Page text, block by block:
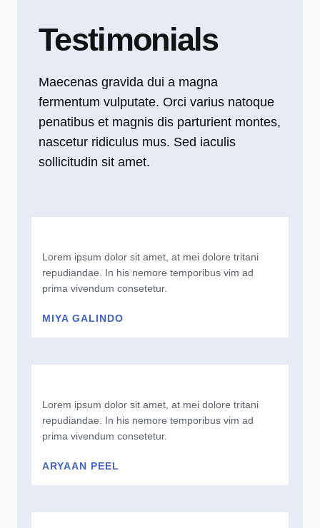
Testimonials
Maecenas gravida dui a magna
fermentum vulputate. Orci varius natoque
penatibus et magnis dis parturient montes,
nascetur ridiculus mus. Sed iaculis
sollicitudin sit amet.
Lorem ipsum dolor sit amet, at mei dolore tritani
repudiandae. In his nemore temporibus vim ad
prima vivendum consetetur.
MIYA GALINDO
Lorem ipsum dolor sit amet, at mei dolore tritani
repudiandae. In his nemore temporibus vim ad
prima vivendum consetetur.
ARYAAN PEEL